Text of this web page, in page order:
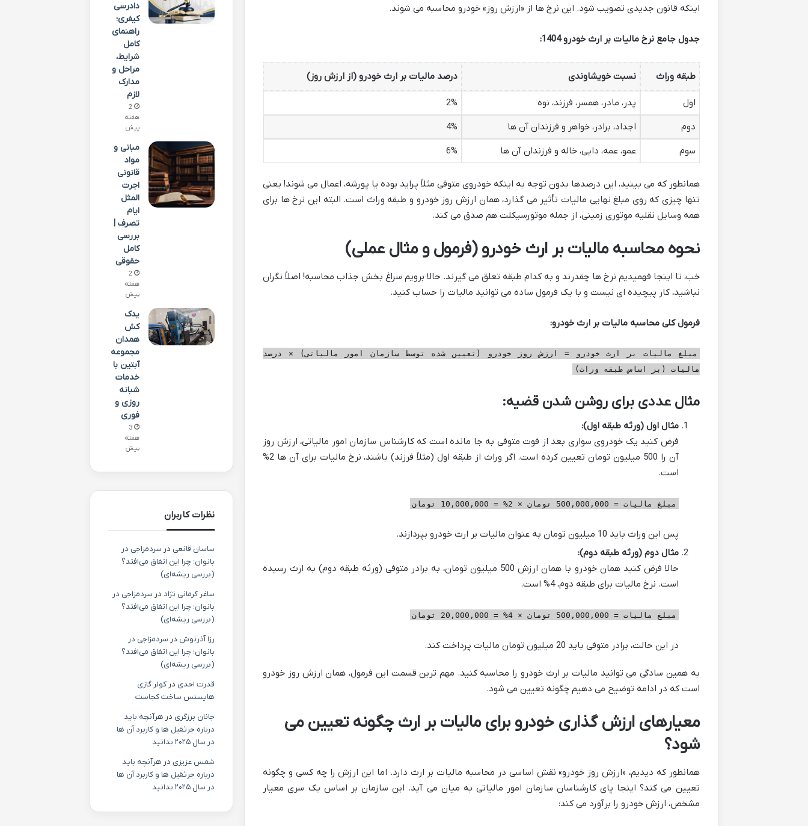
اینکه قانون جدیدی تصویب شود. این نرخ ها از «ارزش روز» خودرو محاسبه می شوند.
جدول جامع نرخ مالیات بر ارث خودرو 1404:
طبقه وراث نسبت خویشاوندی درصد مالیات بر ارث خودرو (از ارزش روز)
اول پدر، مادر، همسر، فرزند، نوه
2%
دوم
اجداد، برادر، خواهر و فرزندان آن ها
4%
سوم
عمو، عمه، دایی، خاله و فرزندان آن ها 6%
همانطور که می بینید، این درصدها بدون توجه به اینکه خودروی متوفی مثلاً پراید بوده یا پورشه، اعمال می شوند! یعنی
تنها چیزی که روی مبلغ نهایی مالیات تأثیر می گذارد، همان ارزش روز خودرو و طبقه وراث است. البته این نرخ ها برای
همه وسایل نقلیه موتوری زمینی، از جمله موتورسیکلت هم صدق می کند.
نحوه محاسبه مالیات بر ارث خودرو (فرمول و مثال عملی)
خب، تا اینجا فهمیدیم نرخ ها چقدرند و به کدام طبقه تعلق می گیرند. حالا برویم سراغ بخش جذاب محاسبه! اصلاً نگران
نباشید، کار پیچیده ای نیست و با یک فرمول ساده می توانید مالیات را حساب کنید.
فرمول کلی محاسبه مالیات بر ارث خودرو:
مبلغ مالیات بر ارث خودرو = ارزش روز خودرو (تعیین شده توسط سازمان امور مالیاتی) × درصد
مالیات (بر اساس طبقه وراث)
مثال عددی برای روشن شدن قضیه:
مثال اول (ورثه طبقه اول):
فرض کنید یک خودروی سواری بعد از فوت متوفی به جا مانده است که کارشناس سازمان امور مالیاتی، ارزش روز
آن را 500 میلیون تومان تعیین کرده است. اگر وراث از طبقه اول (مثلاً فرزند) باشند، نرخ مالیات برای آن ها 2%
است.
مبلغ مالیات = 500,000,000 تومان × 2% = 10,000,000 تومان
پس این وراث باید 10 میلیون تومان به عنوان مالیات بر ارث خودرو بپردازند.
مثال دوم (ورثه طبقه دوم):
حالا فرض کنید همان خودرو با همان ارزش 500 میلیون تومان، به برادر متوفی (ورثه طبقه دوم) به ارث رسیده
است. نرخ مالیات برای طبقه دوم، 4% است.
مبلغ مالیات = 500,000,000 تومان × 4% = 20,000,000 تومان
در این حالت، برادر متوفی باید 20 میلیون تومان مالیات پرداخت کند.
به همین سادگی می توانید مالیات بر ارث خودرو را محاسبه کنید. مهم ترین قسمت این فرمول، همان ارزش روز خودرو
است که در ادامه توضیح می دهیم چگونه تعیین می شود.
معیارهای ارزش گذاری خودرو برای مالیات بر ارث چگونه تعیین می
شود؟
همانطور که دیدیم، «ارزش روز خودرو» نقش اساسی در محاسبه مالیات بر ارث دارد. اما این ارزش را چه کسی و چگونه
تعیین می کند؟ اینجا پای کارشناسان سازمان امور مالیاتی به میان می آید. این سازمان بر اساس یک سری معیار
مشخص، ارزش خودرو را برآورد می کند:
دادرسی
کیفری؛
راهنمای
کامل
شرایط،
مراحل و
مدارک
لازم
2
هفته
پیش
مبانی و
مواد
قانونی
اجرت
المثل
ایام
تصرف |
بررسی
کامل
حقوقی
2
هفته
پیش
یدک
کش
همدان
مجموعه
آبتین با
خدمات
شبانه
روزی و
فوری
3
هفته
پیش
نظرات کاربران
ساسان قانعی در سردمزاجی در
بانوان؛ چرا این اتفاق می‌افتد؟
(بررسی ریشه‌ای)
ساغر کرمانی نژاد در سردمزاجی در
بانوان؛ چرا این اتفاق می‌افتد؟
(بررسی ریشه‌ای)
رزا آذرنوش در سردمزاجی در
بانوان؛ چرا این اتفاق می‌افتد؟
(بررسی ریشه‌ای)
قدرت احدی در کولر گازی
هایسنس ساخت کجاست
جانان برزگری در هرآنچه باید
درباره جرثقیل ها و کاربرد آن ها
در سال ۲۰۲۵ بدانید
شمس عزیزی در هرآنچه باید
درباره جرثقیل ها و کاربرد آن ها
در سال ۲۰۲۵ بدانید